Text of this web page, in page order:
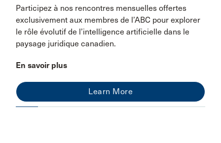
Participez à nos rencontres mensuelles offertes
exclusivement aux membres de l’ABC pour explorer
le rôle évolutif de l’intelligence artificielle dans le
paysage juridique canadien.
En savoir plus
Learn More